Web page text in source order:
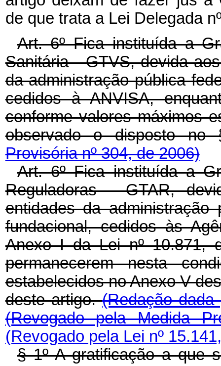
de que trata a Lei Delegada
Art. 6º Fica instituída a
Sanitária - GTVS, devida
da administração pública
cedidos à ANVISA,
conforme valores máximos
observado o disposto
Provisória nº 304, de 2006)
Art. 6º Fica instituída a
Reguladoras - GTAR,
entidades da
fundacional, cedidos às
Anexo I da Lei nº 10.871,
permanecerem nesta
estabelecidos no Anexo V
deste artigo.(Redação
(Revogado pela Medida
(Revogado pela Lei nº
§ 1º A gratificação a que